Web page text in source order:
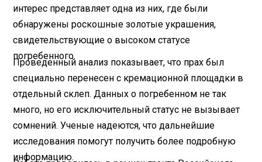
интерес представляет одна из них, где были
обнаружены роскошные золотые украшения,
свидетельствующие о высоком статусе
погребенного.
Проведенный анализ показывает, что прах был
специально перенесен с кремационной площадки в
отдельный склеп. Данных о погребенном не так
много, но его исключительный статус не вызывает
сомнений. Ученые надеются, что дальнейшие
исследования помогут получить более подробную
информацию.